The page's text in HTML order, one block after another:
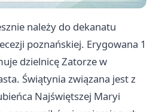
należy do dekanatu
poznańskiej. Erygowana 1
dzielnicę Zatorze w
Świątynia związana jest z
Najświętszej Maryi